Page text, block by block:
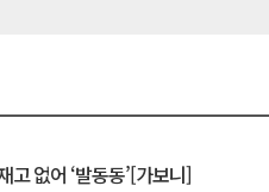
없어 ‘발동동’[가보니]